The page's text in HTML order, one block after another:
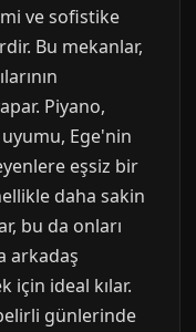
ve sofistike
Bu mekanlar,
Piyano,
Ege'nin
eşsiz bir
daha sakin
bu da onları
arkadaş
için ideal kılar.
günlerinde